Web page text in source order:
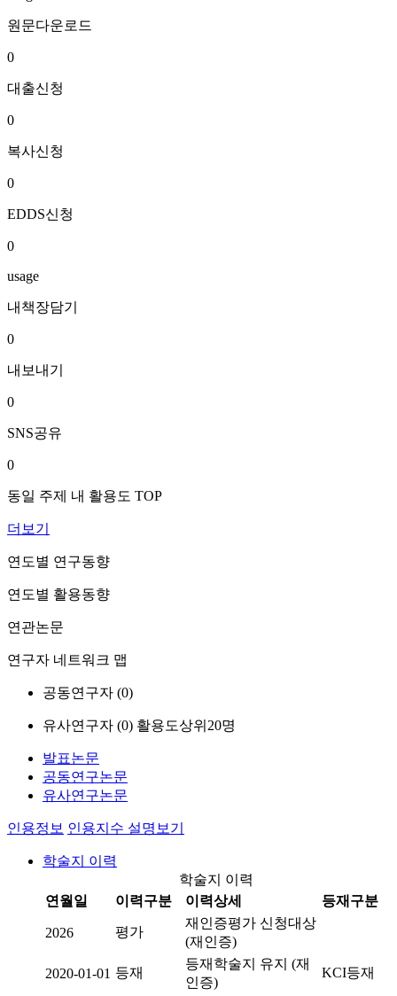
원문다운로드
0
대출신청
0
복사신청
0
EDDS신청
0
usage
내책장담기
0
내보내기
0
SNS공유
0
동일 주제 내 활용도 TOP
더보기
연도별 연구동향
연도별 활용동향
연관논문
연구자 네트워크 맵
공동연구자 (0)
유사연구자 (0) 활용도상위20명
발표논문
공동연구논문
유사연구논문
인용정보 인용지수 설명보기
학술지 이력
학술지 이력
연월일
이력구분 이력상세 등재구분
2026 평가
재인증평가 신청대상
(재인증)
2020-01-01 등재
등재학술지 유지 (재
인증)
KCI등재